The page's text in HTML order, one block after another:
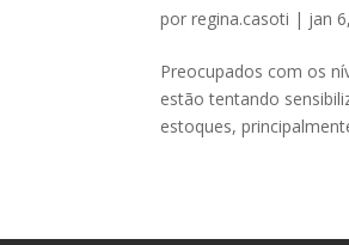
porregina.casoti | jan
Preocupados com os
estão tentando
estoques,